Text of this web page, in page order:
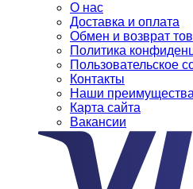
О нас
Доставка и оплата
Обмен и возврат
Политика
Пользовательское
Контакты
Наши
Карта сайта
Вакансии